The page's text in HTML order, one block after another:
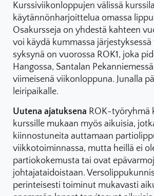
Kurssiviikonloppujen välissä
käytännönharjoittelua omassa
Osakursseja on yhdestä kahteen
voi käydä kummassa järjestyksessä
syksynä on vuorossa ROK1, joka
Hangossa, Santalan
viimeisenä viikonloppuna. Junalla
leiripaikalle.
Uutena ajatuksena ROK-työryhmä
kurssille mukaan myös aikuisia,
kiinnostuneita auttamaan
viikkotoiminnassa, mutta heillä ei
partiokokemusta tai ovat
johtajataidoistaan.
perinteisesti toiminut mukavasti